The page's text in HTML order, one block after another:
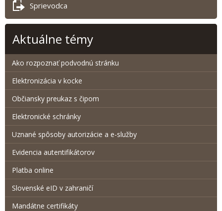
Sprievodca
Aktuálne témy
Ako rozpoznať podvodnú stránku
Elektronizácia v kocke
Občiansky preukaz s čipom
Elektronické schránky
Uznané spôsoby autorizácie a e-služby
Evidencia autentifikátorov
Platba online
Slovenské eID v zahraničí
Mandátne certifikáty